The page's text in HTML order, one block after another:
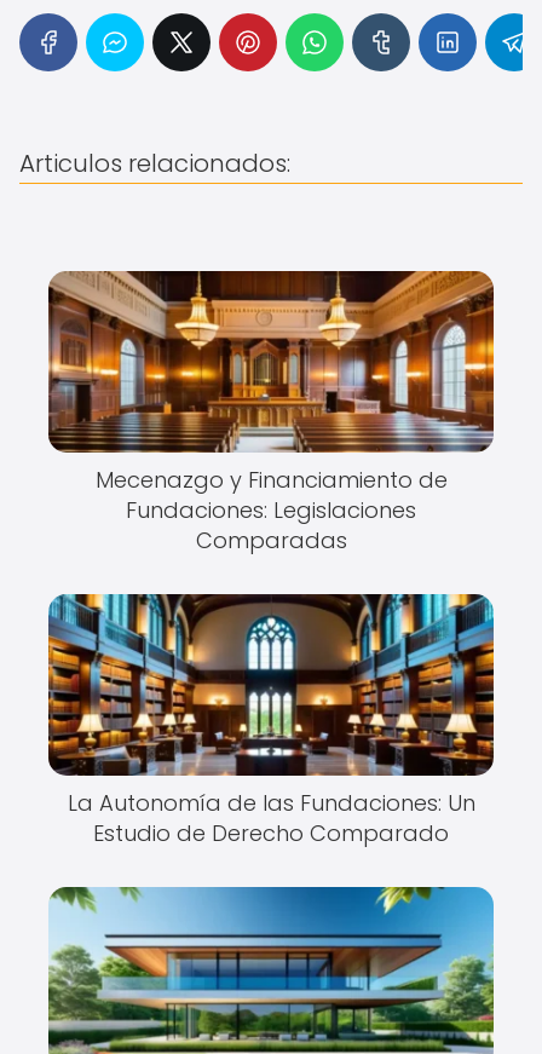
Articulos relacionados:
Mecenazgo y Financiamiento de
Fundaciones: Legislaciones
Comparadas
La Autonomía de las Fundaciones: Un
Estudio de Derecho Comparado